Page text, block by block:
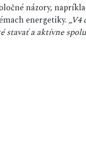
názory,
energetiky.„V4
stavať a aktívne